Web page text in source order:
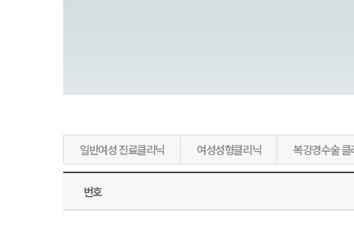
일반여성 진료클리닉 여성성형클리닉 복강경수술 클
번호